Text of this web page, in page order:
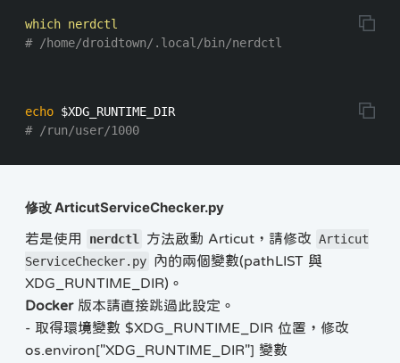
# /home/droidtown/.local/bin/nerdctl
echo $XDG_RUNTIME_DIR
# /run/user/1000
修改 ArticutServiceChecker.py
若是使用 nerdctl 方法啟動 Articut，請修改 Articut
ServiceChecker.py 內的兩個變數(pathLIST 與
XDG_RUNTIME_DIR)。
Docker版本請直接跳過此設定。
- 取得環境變數 $XDG_RUNTIME_DIR 位置，修改
os.environ["XDG_RUNTIME_DIR"] 變數